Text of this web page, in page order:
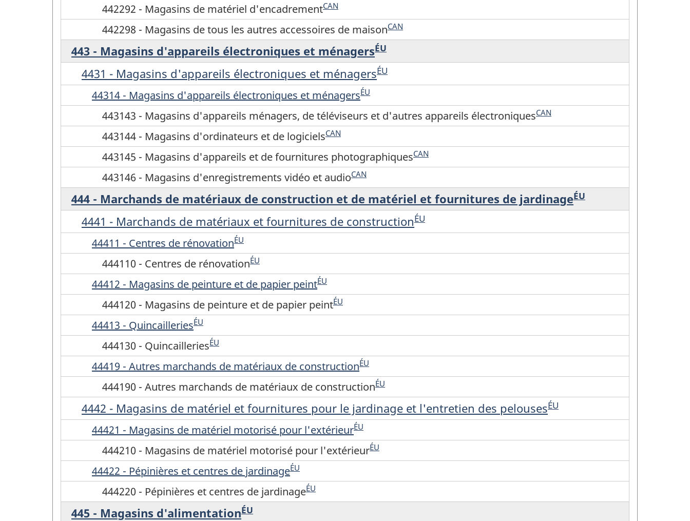
442292 - Magasins de matériel d'encadrementCAN
442298 - Magasins de tous les autres accessoires de maisonCAN
443 - Magasins d'appareils électroniques et ménagersÉU
4431 - Magasins d'appareils électroniques et ménagersÉU
44314 - Magasins d'appareils électroniques et ménagersÉU
443143 - Magasins d'appareils ménagers, de téléviseurs et d'autres appareils électroniquesCAN
443144 - Magasins d'ordinateurs et de logicielsCAN
443145 - Magasins d'appareils et de fournitures photographiquesCAN
443146 - Magasins d'enregistrements vidéo et audioCAN
444 - Marchands de matériaux de construction et de matériel et fournitures de jardinageÉU
4441 - Marchands de matériaux et fournitures de constructionÉU
44411 - Centres de rénovationÉU
444110 - Centres de rénovationÉU
44412 - Magasins de peinture et de papier peintÉU
444120 - Magasins de peinture et de papier peintÉU
44413 - QuincailleriesÉU
444130 - QuincailleriesÉU
44419 - Autres marchands de matériaux de constructionÉU
444190 - Autres marchands de matériaux de constructionÉU
4442 - Magasins de matériel et fournitures pour le jardinage et l'entretien des pelousesÉU
44421 - Magasins de matériel motorisé pour l'extérieurÉU
444210 - Magasins de matériel motorisé pour l'extérieurÉU
44422 - Pépinières et centres de jardinageÉU
444220 - Pépinières et centres de jardinageÉU
445 - Magasins d'alimentationÉU